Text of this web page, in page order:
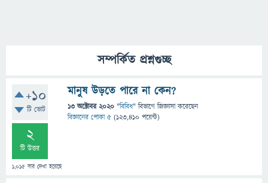
সম্পর্কিত প্রশ্নগুচ্ছ
+10
টি ভোট
2
টি উত্তর
1,015 বার দেখা হয়েছে
মানুষ উড়তে পারে না কেন?
13 অক্টোবর 2020 "বিবিধ" বিভাগে জিজ্ঞাসাকরেছেন
বিজ্ঞানের পোকা ৫ (123,410 পয়েন্ট)